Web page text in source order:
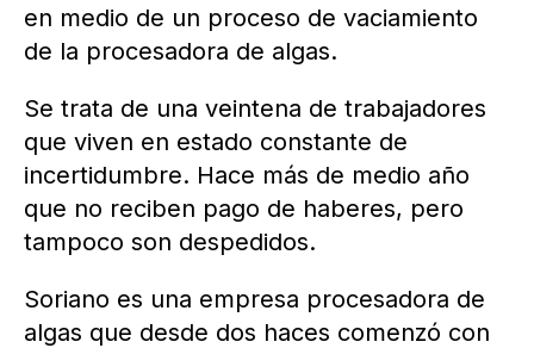
en medio de un proceso de vaciamiento
de la procesadora de algas.
Se trata de una veintena de trabajadores
que viven en estado constante de
incertidumbre. Hace más de medio año
que no reciben pago de haberes, pero
tampoco son despedidos.
Soriano es una empresa procesadora de
algas que desde dos haces comenzó con